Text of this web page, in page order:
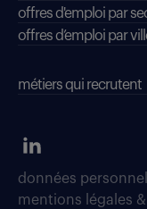
offres d'emploi par
offres d’emploi par
métiers qui recrutent
données
mentions légales &